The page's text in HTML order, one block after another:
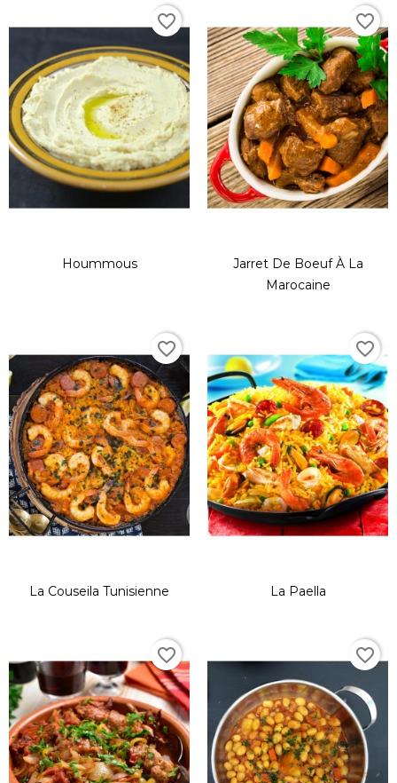
Hoummous
favorite_border
Jarret De Boeuf À La
Marocaine
favorite_border
La Couseila Tunisienne
favorite_border
La Paella
favorite_border
favorite_border favorite_border